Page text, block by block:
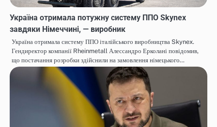
Україна отримала потужну систему ППО Skynex
завдяки Німеччині, — виробник
Україна отримала систему ППО італійського виробництва Skynex.
Гендиректор компанії Rheinmetall Алессандро Ерколані повідомив,
що постачання розробки здійснили на замовлення німецького…